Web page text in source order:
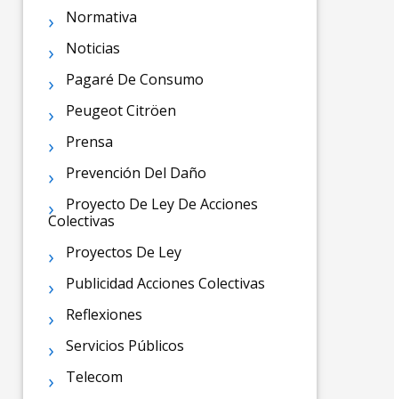
Normativa
Noticias
Pagaré De Consumo
Peugeot Citröen
Prensa
Prevención Del Daño
Proyecto De Ley De Acciones
Colectivas
Proyectos De Ley
Publicidad Acciones Colectivas
Reflexiones
Servicios Públicos
Telecom